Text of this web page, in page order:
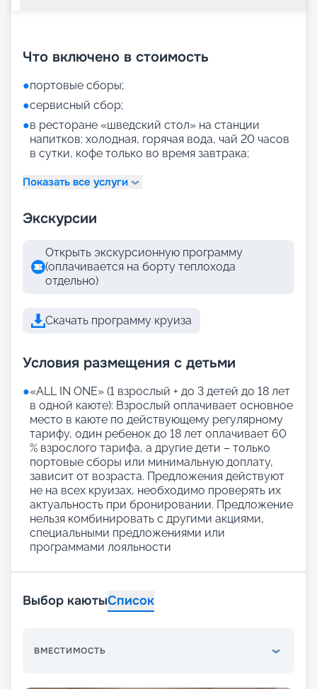
Что включено в стоимость
●портовые сборы;
●сервисный сбор;
●в ресторане «шведский стол» на станции
напитков: холодная, горячая вода, чай 20 часов
в сутки, кофе только во время завтрака;
Показать все услуги
Экскурсии
Открыть экскурсионную программу
(оплачивается на борту теплохода
отдельно)
Скачать программу круиза
Условия размещения с детьми
●«АLL IN ONE» (1 взрослый + до 3 детей до 18 лет
в одной каюте): Взрослый оплачивает основное
место в каюте по действующему регулярному
тарифу, один ребенок до 18 лет оплачивает 60
% взрослого тарифа, а другие дети – только
портовые сборы или минимальную доплату,
зависит от возраста. Предложения действуют
не на всех круизах, необходимо проверять их
актуальность при бронировании. Предложение
нельзя комбинировать с другими акциями,
специальными предложениями или
программами лояльности
Выбор каютыСписок
ВМЕСТИМОСТЬ